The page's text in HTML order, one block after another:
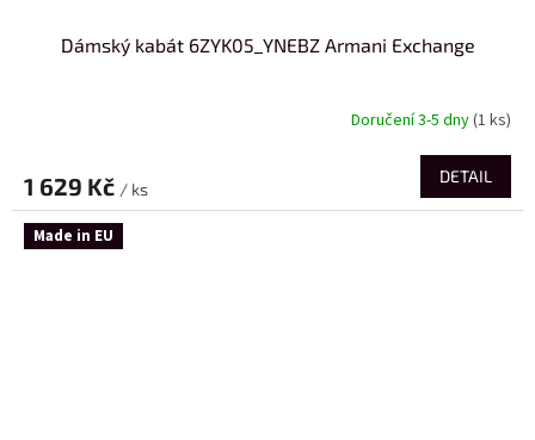
Dámský kabát 6ZYK05_YNEBZ Armani Exchange
Doručení 3-5 dny(1 ks)
1 629 Kč / ks
DETAIL
Made in EU